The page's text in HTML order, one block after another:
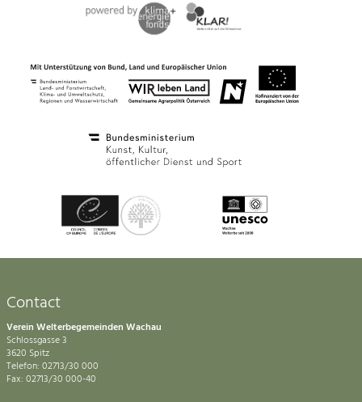
Contact
Verein Welterbegemeinden Wachau
Schlossgasse 3
3620 Spitz
Telefon: 02713/30 000
Fax: 02713/30 000-40